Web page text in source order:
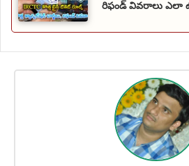
రిఫండ్ వివరాలు ఎలా